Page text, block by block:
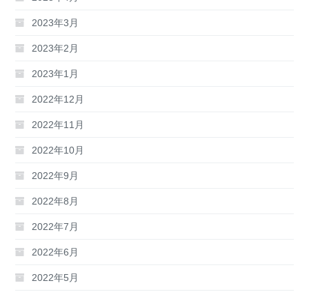
2023年3月
2023年2月
2023年1月
2022年12月
2022年11月
2022年10月
2022年9月
2022年8月
2022年7月
2022年6月
2022年5月